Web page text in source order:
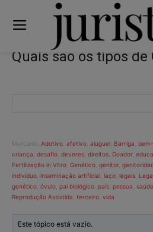
Quais são os tipos de
Marcado: Adotivo afetivo aluguel Barriga
criança desafio deveres direitos Doador,
Fertilização in Vitro Genético genitor,
indivíduo inseminação artificial laço legais
genético óvulo pai biológico país pessoa saúde
Reprodução Assistida terceiro vida
Este tópico está vazio.